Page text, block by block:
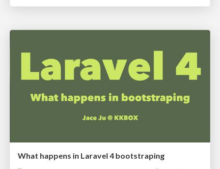
What happens in Laravel 4 bootstraping